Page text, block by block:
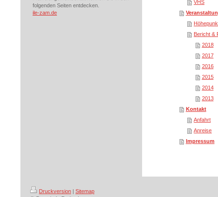
folgenden Seiten entdecken.
ile-zam.de
VHS
Bericht &
2018
2017
2016
2015
2014
2013
Kontakt
Anfahrt
Anreise
Impressum
Druckversion | Sitemap